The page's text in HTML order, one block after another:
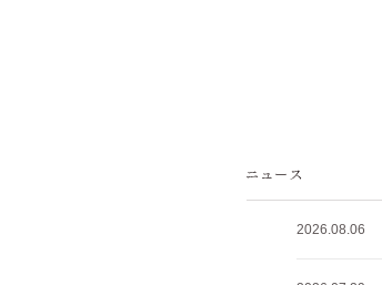
2026.08.06